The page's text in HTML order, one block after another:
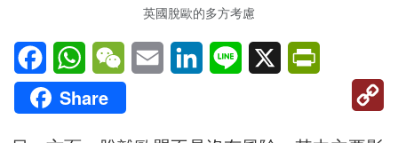
英國脫歐的多方考慮
FacebookWhatsAppWeChatEmail LinkedInLine X
Share